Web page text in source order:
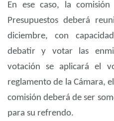
En ese caso, la
Presupuestos deberá
diciembre, con
debatir y votar las
votación se aplicará el
reglamento de la Cámara,
comisión deberá de ser
para su refrendo.